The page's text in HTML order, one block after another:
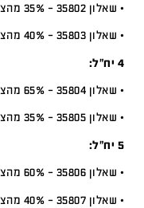
• שאלון 35802 – 35% מהציון
• שאלון 35803 – 40% מהציון
4 יח”ל:
• שאלון 35804 – 65% מהציון
• שאלון 35805 – 35% מהציון
5 יח”ל:
• שאלון 35806 – 60% מהציון
• שאלון 35807 – 40% מהציון